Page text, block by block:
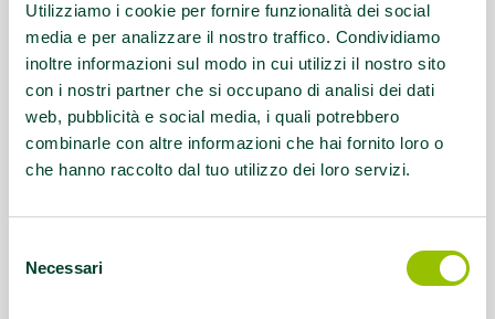
Utilizziamo i cookie per fornire funzionalità dei social
media e per analizzare il nostro traffico. Condividiamo
inoltre informazioni sul modo in cui utilizzi il nostro sito
con i nostri partner che si occupano di analisi dei dati
web, pubblicità e social media, i quali potrebbero
combinarle con altre informazioni che hai fornito loro o
che hanno raccolto dal tuo utilizzo dei loro servizi.
delNecessari
Questo contenuto si trova inDisabilità e sport